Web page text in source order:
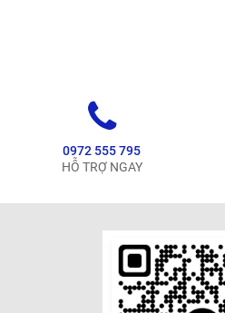
0972 555 795
HỖ TRỢ NGAY